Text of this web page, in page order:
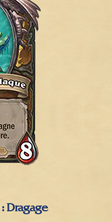
Dragage